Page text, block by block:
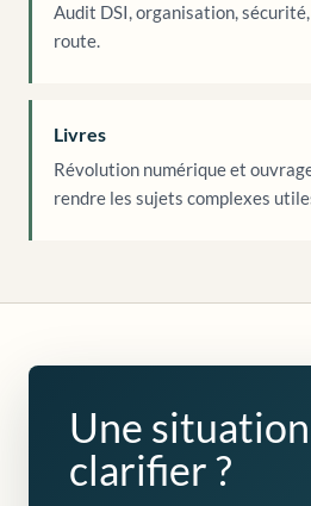
Audit DSI, organisation,
route.
Livres
Révolution numérique et
rendre les sujets complexes
Une
clarifier ?